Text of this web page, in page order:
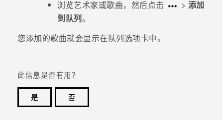
浏览艺术家或歌曲，然后点击
> 添加
到队列。
您添加的歌曲就会显示在队列选项卡中。
此信息是否有用？
是
否